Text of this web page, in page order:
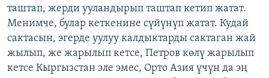
таштап, жерди ууландырып таштап кетип жатат.
Менимче, булар кеткенине сүйүнүп жатат. Кудай
сактасын, эгерде уулуу калдыктарды сактаган жай
жылып, же жарылып кетсе, Петров көлү жарылып
кетсе Кыргызстан эле эмес, Орто Азия үчүн да эң